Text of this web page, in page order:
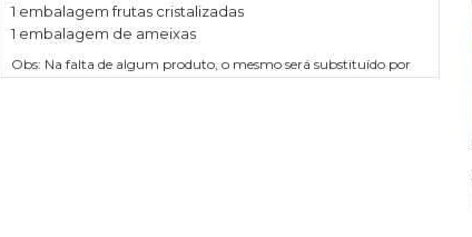
1 embalagem frutas cristalizadas
1 embalagem de ameixas
Obs: Na falta de algum produto, o mesmo será substituído por